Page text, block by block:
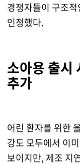
경쟁자들이 구조
인정했다.
소아용 출시
추가
어린 환자를 위한
강도 모두에서 이
보이지만, 제조 지